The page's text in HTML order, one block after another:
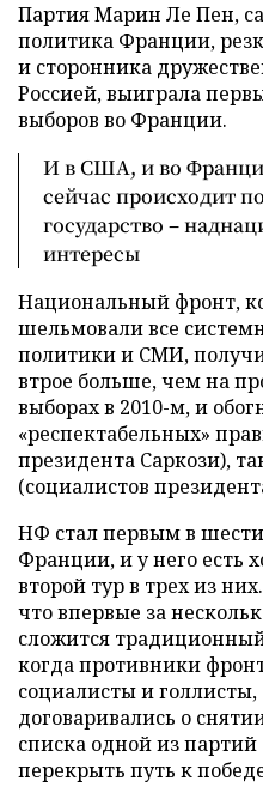
Партия Марин Ле Пен,
политика Франции,
и сторонника
Россией, выиграла
выборов во Франции.
И в США, и во
сейчас происходит
государство –
интересы
Национальный фронт,
шельмовали все
политики и СМИ,
втрое больше, чем на
выборах в 2010-м, и
«респектабельных»
президента Саркози),
(социалистов
НФ стал первым в
Франции, и у него есть
второй тур в трех из
что впервые за
сложится
когда противники
социалисты и
договаривались о
списка одной из партий
перекрыть путь к